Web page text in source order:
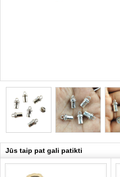
Jūs taip pat gali patikti